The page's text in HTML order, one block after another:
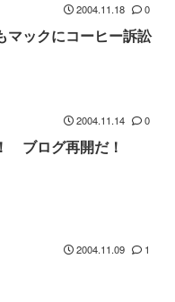
2004.11.18 0
マックにコーヒー訴訟
2004.11.14 0
ブログ再開だ！
2004.11.09 1